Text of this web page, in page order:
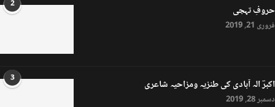
2 حروفِ تہجی
فروری 21, 2019
3 اکبرؔ الہ آبادی کی طنزیہ ومزاحیہ شاعری
دسمبر 28, 2019